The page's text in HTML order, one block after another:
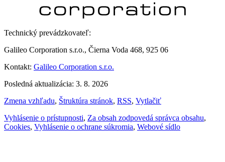
Technický prevádzkovateľ:
Galileo Corporation s.r.o., Čierna Voda 468, 925 06
Kontakt: Galileo Corporation s.r.o.
Posledná aktualizácia: 3. 8. 2026
Zmena vzhľadu, Štruktúra stránok, RSS, Vytlačiť
Vyhlásenie o prístupnosti, Za obsah zodpovedá správca obsahu,
Cookies, Vyhlásenie o ochrane súkromia, Webové sídlo